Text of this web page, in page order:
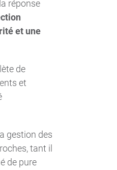
réponse
et une
de
et
gestion des
tant il
de pure